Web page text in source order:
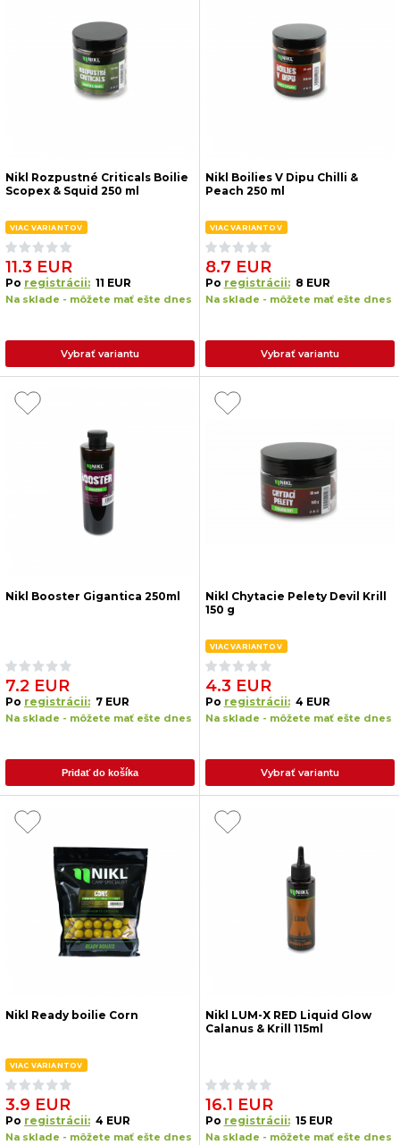
Nikl Rozpustné Criticals Boilie
Scopex & Squid 250 ml
VIAC VARIANTOV
11.3 EUR
Po registrácii: 11 EUR
Na sklade - môžete mať ešte dnes
Vybrať variantu
Nikl Boilies V Dipu Chilli &
Peach 250 ml
VIAC VARIANTOV
8.7 EUR
Po registrácii: 8 EUR
Na sklade - môžete mať ešte dnes
Vybrať variantu
Nikl Booster Gigantica 250ml
7.2 EUR
Po registrácii: 7 EUR
Na sklade - môžete mať ešte dnes
Pridať do košíka
Nikl Chytacie Pelety Devil Krill
150 g
VIAC VARIANTOV
4.3 EUR
Po registrácii: 4 EUR
Na sklade - môžete mať ešte dnes
Vybrať variantu
Nikl Ready boilie Corn
VIAC VARIANTOV
3.9 EUR
Po registrácii: 4 EUR
Na sklade - môžete mať ešte dnes
Nikl LUM-X RED Liquid Glow
Calanus & Krill 115ml
16.1 EUR
Po registrácii: 15 EUR
Na sklade - môžete mať ešte dnes